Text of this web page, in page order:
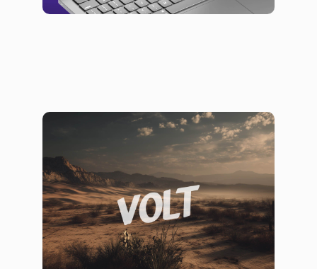
Привлечь внимание и не отпустить
Брендинг Презентации